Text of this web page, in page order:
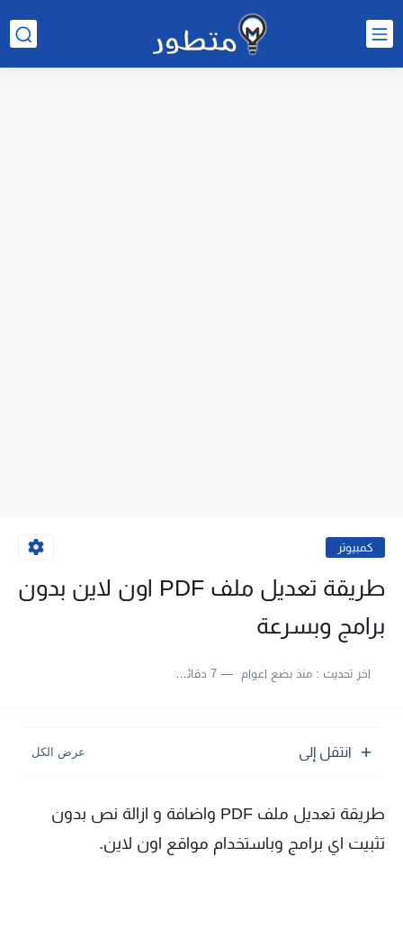
كمبيوتر
طريقة تعديل ملف PDF اون لاين بدون
برامج وبسرعة
اخر تحديث :منذ بضع اعوام 7 دقائق للقراءة
انتقل إلى
طريقة تعديل ملف PDF واضافة و ازالة نص بدون
تثبيت اي برامج وباستخدام مواقع اون لاين.